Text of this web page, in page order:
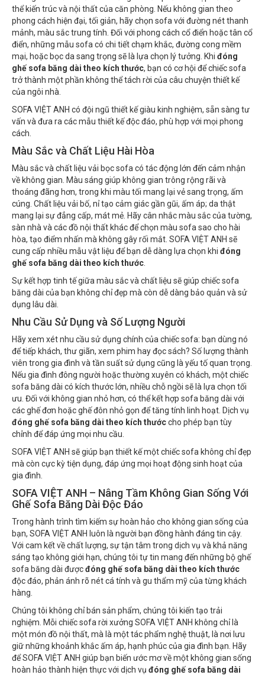
thể kiến trúc và nội thất của căn phòng. Nếu không gian theo
phong cách hiện đại, tối giản, hãy chọn sofa với đường nét thanh
mảnh, màu sắc trung tính. Đối với phong cách cổ điển hoặc tân cổ
điển, những mẫu sofa có chi tiết chạm khắc, đường cong mềm
mại, hoặc bọc da sang trọng sẽ là lựa chọn lý tưởng. Khi đóng
ghế sofa băng dài theo kích thước, bạn có cơ hội để chiếc sofa
trở thành một phần không thể tách rời của câu chuyện thiết kế
của ngôi nhà.
SOFA VIỆT ANH có đội ngũ thiết kế giàu kinh nghiệm, sẵn sàng tư
vấn và đưa ra các mẫu thiết kế độc đáo, phù hợp với mọi phong
cách.
Màu Sắc và Chất Liệu Hài Hòa
Màu sắc và chất liệu vải bọc sofa có tác động lớn đến cảm nhận
về không gian. Màu sáng giúp không gian trông rộng rãi và
thoáng đãng hơn, trong khi màu tối mang lại vẻ sang trọng, ấm
cúng. Chất liệu vải bố, nỉ tạo cảm giác gần gũi, ấm áp; da thật
mang lại sự đẳng cấp, mát mẻ. Hãy cân nhắc màu sắc của tường,
sàn nhà và các đồ nội thất khác để chọn màu sofa sao cho hài
hòa, tạo điểm nhấn mà không gây rối mắt. SOFA VIỆT ANH sẽ
cung cấp nhiều mẫu vật liệu để bạn dễ dàng lựa chọn khi đóng
ghế sofa băng dài theo kích thước
Sự kết hợp tinh tế giữa màu sắc và chất liệu sẽ giúp chiếc sofa
băng dài của bạn không chỉ đẹp mà còn dễ dàng bảo quản và sử
dụng lâu dài.
Nhu Cầu Sử Dụng và Số Lượng Người
Hãy xem xét nhu cầu sử dụng chính của chiếc sofa: bạn dùng nó
để tiếp khách, thư giãn, xem phim hay đọc sách? Số lượng thành
viên trong gia đình và tần suất sử dụng cũng là yếu tố quan trọng.
Nếu gia đình đông người hoặc thường xuyên có khách, một chiếc
sofa băng dài có kích thước lớn, nhiều chỗ ngồi sẽ là lựa chọn tối
ưu. Đối với không gian nhỏ hơn, có thể kết hợp sofa băng dài với
các ghế đơn hoặc ghế đôn nhỏ gọn để tăng tính linh hoạt. Dịch vụ
đóng ghế sofa băng dài theo kích thướccho phép bạn tùy
chỉnh để đáp ứng mọi nhu cầu.
SOFA VIỆT ANH sẽ giúp bạn thiết kế một chiếc sofa không chỉ đẹp
mà còn cực kỳ tiện dụng, đáp ứng mọi hoạt động sinh hoạt của
gia đình.
SOFA VIỆT ANH – Nâng Tầm Không Gian Sống Với
Ghế Sofa Băng Dài Độc Đáo
Trong hành trình tìm kiếm sự hoàn hảo cho không gian sống của
bạn, SOFA VIỆT ANH luôn là người bạn đồng hành đáng tin cậy.
Với cam kết về chất lượng, sự tận tâm trong dịch vụ và khả năng
sáng tạo không giới hạn, chúng tôi tự tin mang đến những bộ ghế
sofa băng dài đượcđóng ghế sofa băng dài theo kích thước
độc đáo, phản ánh rõ nét cá tính và gu thẩm mỹ của từng khách
hàng.
Chúng tôi không chỉ bán sản phẩm, chúng tôi kiến tạo trải
nghiệm. Mỗi chiếc sofa rời xưởng SOFA VIỆT ANH không chỉ là
một món đồ nội thất, mà là một tác phẩm nghệ thuật, là nơi lưu
giữ những khoảnh khắc ấm áp, hạnh phúc của gia đình bạn. Hãy
để SOFA VIỆT ANH giúp bạn biến ước mơ về một không gian sống
hoàn hảo thành hiện thực với dịch vụ đóng ghế sofa băng dài